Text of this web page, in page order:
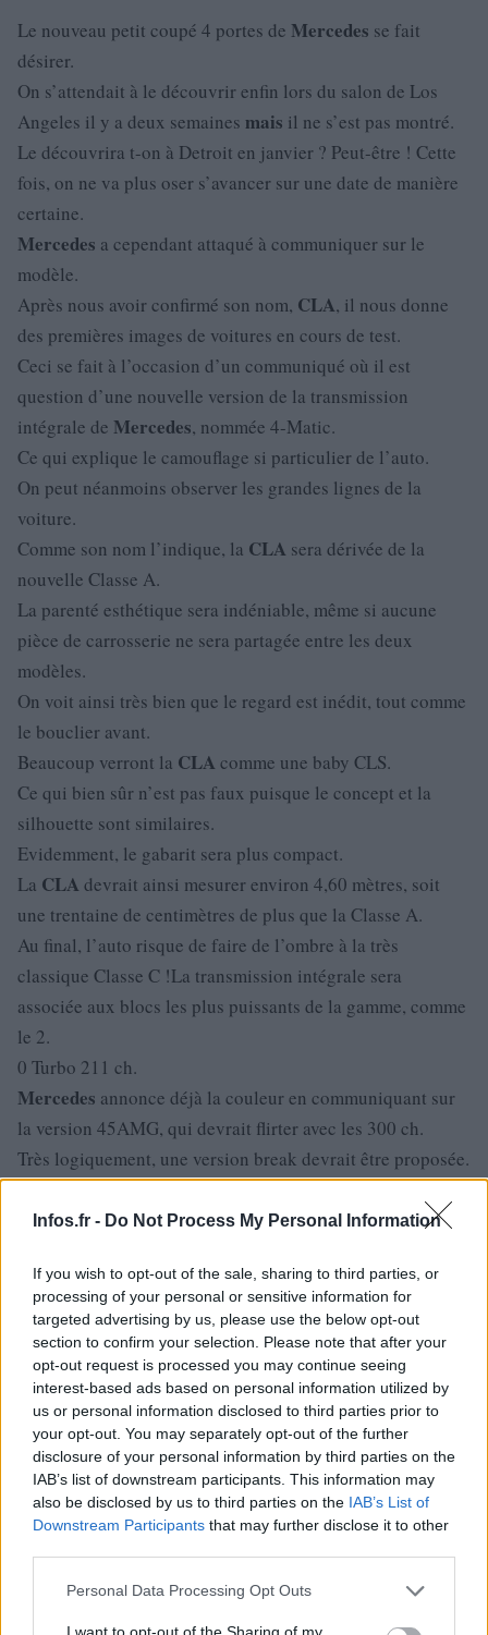
Infos.fr - Do Not Process My Personal Information
If you wish to opt-out of the sale, sharing to third parties, or
processing of your personal or sensitive information for
targeted advertising by us, please use the below opt-out
section to confirm your selection. Please note that after your
opt-out request is processed you may continue seeing
interest-based ads based on personal information utilized by
us or personal information disclosed to third parties prior to
your opt-out. You may separately opt-out of the further
disclosure of your personal information by third parties on the
IAB’s list of downstream participants. This information may
also be disclosed by us to third parties on the IAB’s List of
Downstream Participants that may further disclose it to other
Please note that this website/app uses one or more Google
not limited to your visit or usage behaviour. You may click to
Personal Data Processing Opt Outs
I want to opt-out of the Sharing of my
Le nouveau petit coupé 4 portes de Mercedes se fait
désirer.
On s’attendait à le découvrir enfin lors du salon de Los
Angeles il y a deux semaines mais il ne s’est pas montré.
Le découvrira t-on à Detroit en janvier ? Peut-être ! Cette
fois, on ne va plus oser s’avancer sur une date de manière
certaine.
Mercedes a cependant attaqué à communiquer sur le
modèle.
Après nous avoir confirmé son nom, CLA, il nous donne
des premières images de voitures en cours de test.
Ceci se fait à l’occasion d’un communiqué où il est
question d’une nouvelle version de la transmission
intégrale de Mercedes, nommée 4-Matic.
Ce qui explique le camouflage si particulier de l’auto.
On peut néanmoins observer les grandes lignes de la
voiture.
Comme son nom l’indique, la CLA sera dérivée de la
nouvelle Classe A.
La parenté esthétique sera indéniable, même si aucune
pièce de carrosserie ne sera partagée entre les deux
modèles.
On voit ainsi très bien que le regard est inédit, tout comme
le bouclier avant.
Beaucoup verront la CLA comme une baby CLS.
Ce qui bien sûr n’est pas faux puisque le concept et la
silhouette sont similaires.
Evidemment, le gabarit sera plus compact.
La CLA devrait ainsi mesurer environ 4,60 mètres, soit
une trentaine de centimètres de plus que la Classe A.
Au final, l’auto risque de faire de l’ombre à la très
classique Classe C !La transmission intégrale sera
associée aux blocs les plus puissants de la gamme, comme
le 2.
0 Turbo 211 ch.
Mercedes annonce déjà la couleur en communiquant sur
la version 45AMG, qui devrait flirter avec les 300 ch.
Très logiquement, une version break devrait être proposée.
Maisil faudra attendre 2014 pour la découvrir.